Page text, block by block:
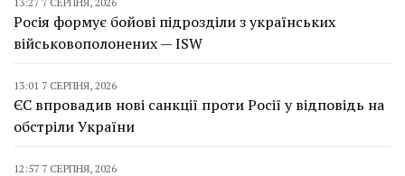
Росія формує бойові підрозділи з українських
військовополонених — ISW
13:01 7 СЕРПНЯ, 2026
ЄС впровадив нові санкції проти Росії у відповідь на
обстріли України
12:57 7 СЕРПНЯ, 2026